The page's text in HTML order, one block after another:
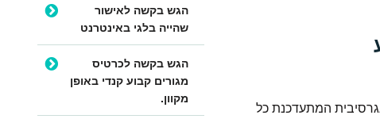
המתעדכנת כל
הגש בקשה לאישור
שהייה בלגי באינטרנט
הגש בקשה לכרטיס
מגורים קבוע קנדי באופן
מקוון.